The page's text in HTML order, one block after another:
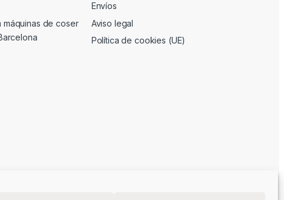
máquinas de coser
Envíos
Aviso legal
Política de cookies (UE)